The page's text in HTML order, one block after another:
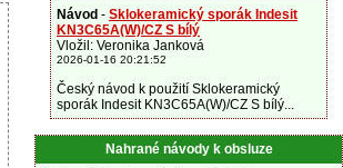
Návod - Sklokeramický sporák Indesit
KN3C65A(W)/CZ S bílý
Vložil: Veronika Janková
2026-01-16 20:21:52
Český návod k použití Sklokeramický
sporák Indesit KN3C65A(W)/CZ S bílý...
Nahrané návody k obsluze